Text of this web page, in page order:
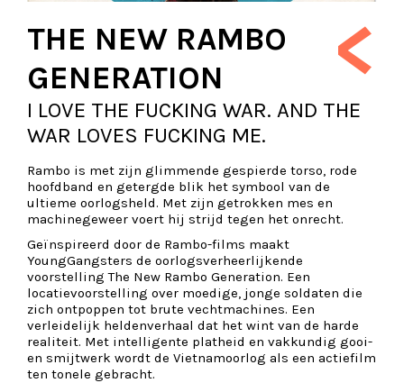
<
THE NEW RAMBO
GENERATION
I LOVE THE FUCKING WAR. AND THE
WAR LOVES FUCKING ME.
Rambo is met zijn glimmende gespierde torso, rode
hoofdband en getergde blik het symbool van de
ultieme oorlogsheld. Met zijn getrokken mes en
machinegeweer voert hij strijd tegen het onrecht.
Geïnspireerd door de Rambo-films maakt
YoungGangsters de oorlogsverheerlijkende
voorstelling The New Rambo Generation. Een
locatievoorstelling over moedige, jonge soldaten die
zich ontpoppen tot brute vechtmachines. Een
verleidelijk heldenverhaal dat het wint van de harde
realiteit. Met intelligente platheid en vakkundig gooi-
en smijtwerk wordt de Vietnamoorlog als een actiefilm
ten tonele gebracht.